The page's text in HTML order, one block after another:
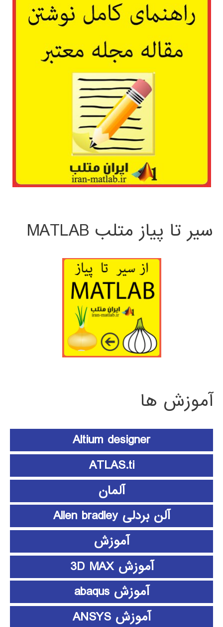
سیر تا پیاز متلب MATLAB
آموزش ها
Altium designer
ATLAS.ti
آلمان
آلن بردلی Allen bradley
آموزش
آموزش 3D MAX
آموزش abaqus
آموزش ANSYS